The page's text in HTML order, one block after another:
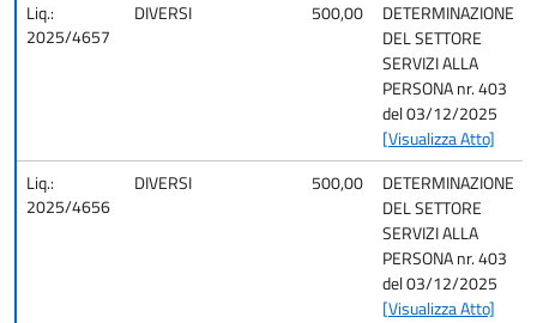
Liq.:
2025/4657
DIVERSI 500,00
DETERMINAZIONE
DEL SETTORE
SERVIZI ALLA
PERSONA nr. 403
del 03/12/2025
[Visualizza Atto]
Liq.:
2025/4656
DIVERSI 500,00
DETERMINAZIONE
DEL SETTORE
SERVIZI ALLA
PERSONA nr. 403
del 03/12/2025
[Visualizza Atto]